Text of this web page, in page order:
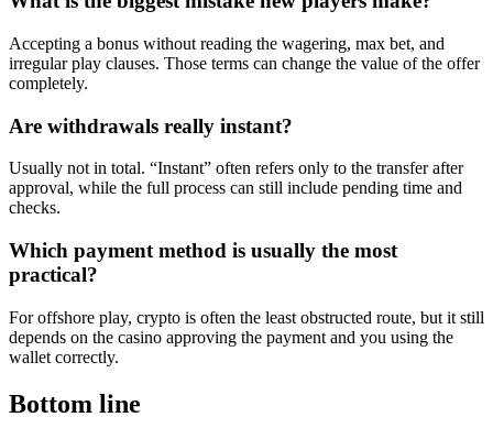
Accepting a bonus without reading the wagering, max bet, and
irregular play clauses. Those terms can change the value of the offer
completely.
Are withdrawals really instant?
Usually not in total. “Instant” often refers only to the transfer after
approval, while the full process can still include pending time and
checks.
Which payment method is usually the most
practical?
For offshore play, crypto is often the least obstructed route, but it still
depends on the casino approving the payment and you using the
wallet correctly.
Bottom line